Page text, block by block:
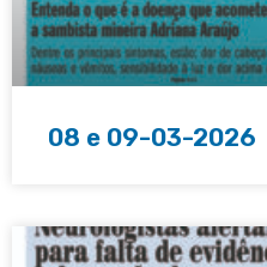
08 e 09-03-2026